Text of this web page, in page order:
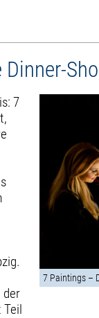
7
der
Teil
7 Paintings –